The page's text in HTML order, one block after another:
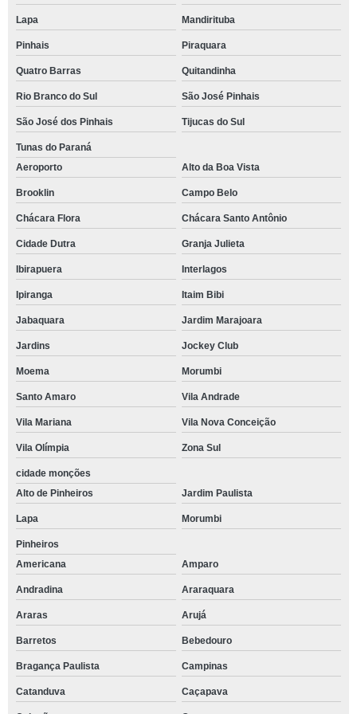
Lapa Mandirituba
Pinhais Piraquara
Quatro Barras Quitandinha
Rio Branco do Sul São José Pinhais
São José dos Pinhais Tijucas do Sul
Tunas do Paraná
Aeroporto
Alto da Boa Vista
Brooklin Campo Belo
Chácara Flora Chácara Santo Antônio
Cidade Dutra Granja Julieta
Ibirapuera Interlagos
Ipiranga Itaim Bibi
Jabaquara Jardim Marajoara
Jardins Jockey Club
Moema Morumbi
Santo Amaro Vila Andrade
Vila Mariana Vila Nova Conceição
Vila Olímpia Zona Sul
cidade monções
Alto de Pinheiros
Jardim Paulista
Lapa Morumbi
Pinheiros
Americana
Amparo
Andradina Araraquara
Araras Arujá
Barretos Bebedouro
Bragança Paulista Campinas
Catanduva Caçapava